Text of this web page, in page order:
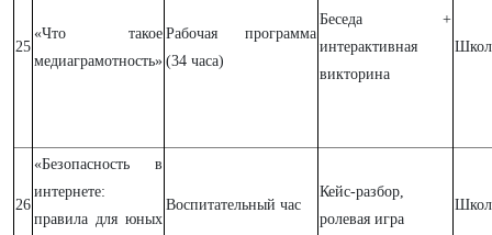
25
«Что такое
медиаграмотность»
Рабочая программа
(34 часа)
Беседа +
интерактивная
викторина
26
«Безопасность в
интернете:
правила для юных
Воспитательный час
Кейс-разбор,
ролевая игра